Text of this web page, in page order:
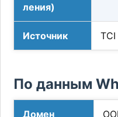
ления)
Источник TCI
По данным
Домен